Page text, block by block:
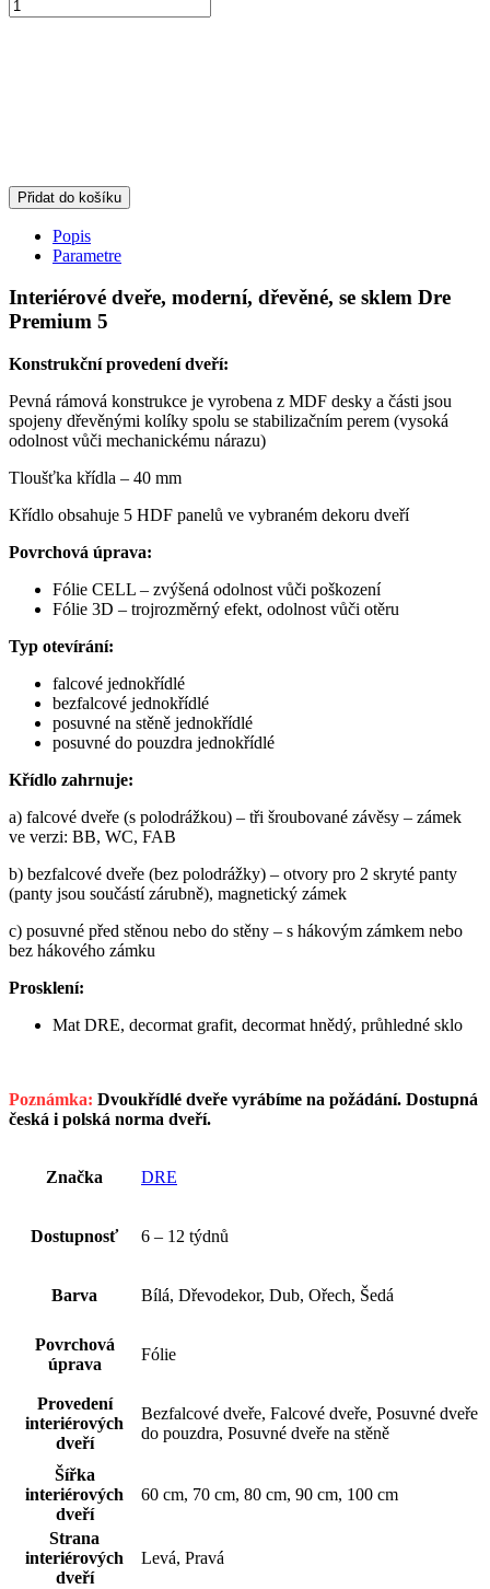
Přidat do košíku
Popis
Parametre
Interiérové dveře, moderní, dřevěné, se sklem Dre
Premium 5
Konstrukční provedení dveří:
Pevná rámová konstrukce je vyrobena z MDF desky a části jsou
spojeny dřevěnými kolíky spolu se stabilizačním perem (vysoká
odolnost vůči mechanickému nárazu)
Tloušťka křídla – 40 mm
Křídlo obsahuje 5 HDF panelů ve vybraném dekoru dveří
Povrchová úprava:
Fólie CELL – zvýšená odolnost vůči poškození
Fólie 3D – trojrozměrný efekt, odolnost vůči otěru
Typ otevírání:
falcové jednokřídlé
bezfalcové jednokřídlé
posuvné na stěně jednokřídlé
posuvné do pouzdra jednokřídlé
Křídlo zahrnuje:
a) falcové dveře (s polodrážkou) – tři šroubované závěsy – zámek
ve verzi: BB, WC, FAB
b) bezfalcové dveře (bez polodrážky) – otvory pro 2 skryté panty
(panty jsou součástí zárubně), magnetický zámek
c) posuvné před stěnou nebo do stěny – s hákovým zámkem nebo
bez hákového zámku
Prosklení:
Mat DRE, decormat grafit, decormat hnědý, průhledné sklo
Poznámka: Dvoukřídlé dveře vyrábíme na požádání. Dostupná
česká i polská norma dveří.
Značka DRE
Dostupnosť 6 – 12 týdnů
Barva Bílá, Dřevodekor, Dub, Ořech, Šedá
Povrchová
úprava
Fólie
Provedení
interiérových
dveří
Bezfalcové dveře, Falcové dveře, Posuvné dveře
do pouzdra, Posuvné dveře na stěně
Šířka
interiérových
dveří
60 cm, 70 cm, 80 cm, 90 cm, 100 cm
Strana
interiérových
dveří
Levá, Pravá